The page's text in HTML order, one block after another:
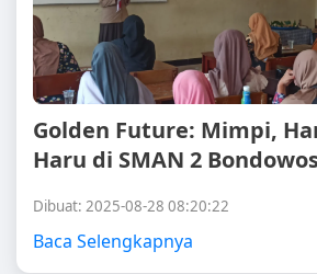
Golden Future: Mimpi,
Haru di SMAN 2
Dibuat: 2025-08-28 08:20:22
Baca Selengkapnya